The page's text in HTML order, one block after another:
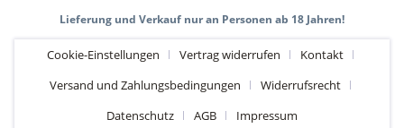
Lieferung und Verkauf nur an Personen ab 18 Jahren!
Cookie-Einstellungen Vertrag widerrufen
Kontakt
Versand und Zahlungsbedingungen
Widerrufsrecht
Datenschutz
AGB Impressum